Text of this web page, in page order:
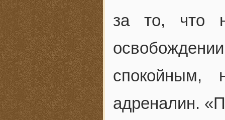
за то, что
адреналин.